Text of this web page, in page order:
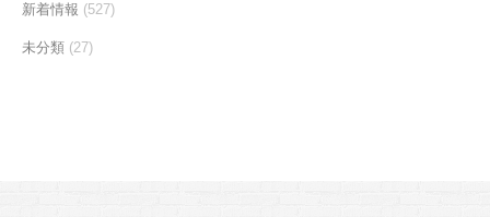
新着情報 (527)
未分類 (27)